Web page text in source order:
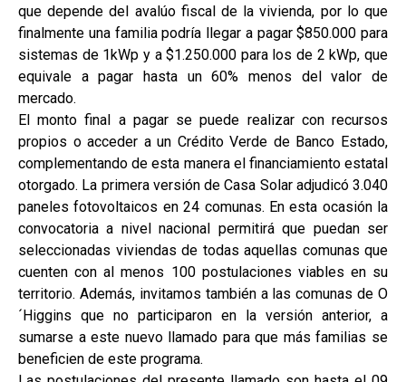
que depende del avalúo fiscal de la vivienda, por lo que
finalmente una familia podría llegar a pagar $850.000 para
sistemas de 1kWp y a $1.250.000 para los de 2 kWp, que
equivale a pagar hasta un 60% menos del valor de
mercado.
El monto final a pagar se puede realizar con recursos
propios o acceder a un Crédito Verde de Banco Estado,
complementando de esta manera el financiamiento estatal
otorgado. La primera versión de Casa Solar adjudicó 3.040
paneles fotovoltaicos en 24 comunas. En esta ocasión la
convocatoria a nivel nacional permitirá que puedan ser
seleccionadas viviendas de todas aquellas comunas que
cuenten con al menos 100 postulaciones viables en su
territorio. Además, invitamos también a las comunas de O
´Higgins que no participaron en la versión anterior, a
sumarse a este nuevo llamado para que más familias se
beneficien de este programa.